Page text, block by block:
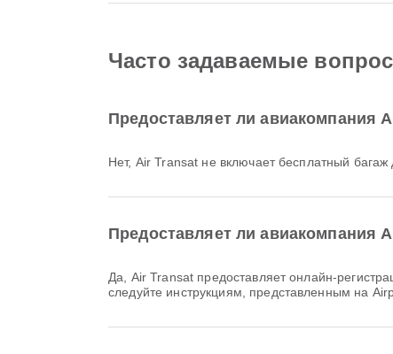
Часто задаваемые
Предоставляет ли авиакомпания
Нет, Air Transat не включает бесплатный
Предоставляет ли авиакомпания
Да, Air Transat предоставляет онлайн-регистрацию на рейсы из Гамильтон, что позволяет вам удобно зарегистрироваться на рейс через нашу платформу. Просто
следуйте инструкциям, представленным на